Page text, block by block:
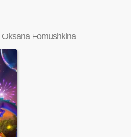
Oksana Fomushkina